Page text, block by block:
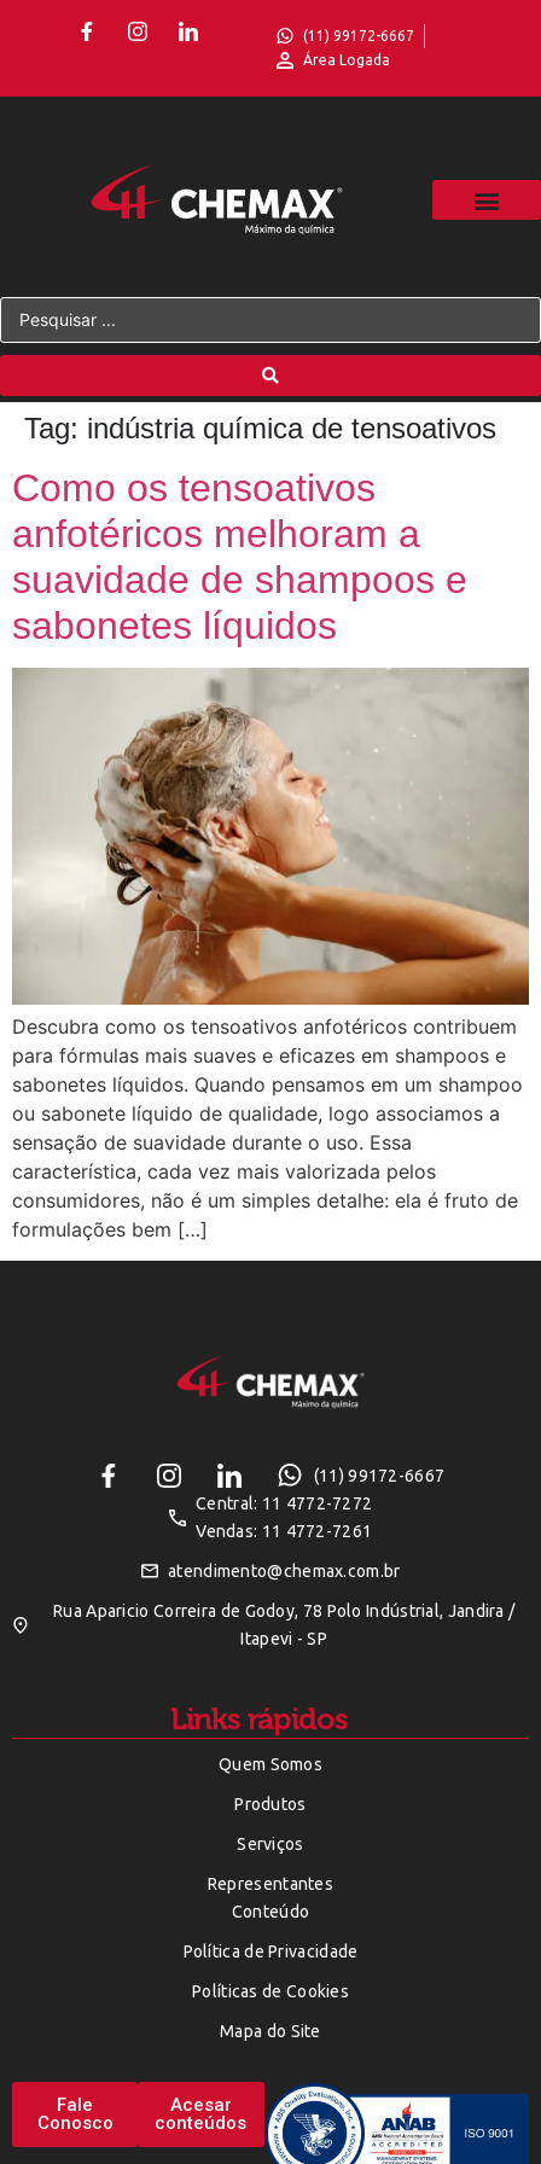
(11) 99172-6667
Área Logada
Tag: indústria química de tensoativos
Como os tensoativos
anfotéricos melhoram a
suavidade de shampoos e
sabonetes líquidos
Descubra como os tensoativos anfotéricos contribuem
para fórmulas mais suaves e eficazes em shampoos e
sabonetes líquidos. Quando pensamos em um shampoo
ou sabonete líquido de qualidade, logo associamos a
sensação de suavidade durante o uso. Essa
característica, cada vez mais valorizada pelos
consumidores, não é um simples detalhe: ela é fruto de
formulações bem […]
(11) 99172-6667
Central: 11 4772-7272
Vendas: 11 4772-7261
atendimento@chemax.com.br
Rua Aparicio Correira de Godoy, 78 Polo Indústrial, Jandira /
Itapevi - SP
Links rápidos
Quem Somos
Produtos
Serviços
Representantes
Conteúdo
Política de Privacidade
Políticas de Cookies
Mapa do Site
Fale
Conosco
Acesar
conteúdos